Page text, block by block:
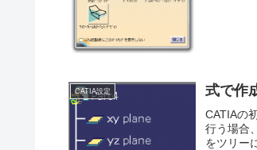
CATIA設定 式で作
CATIAの
行う場合
をツリー